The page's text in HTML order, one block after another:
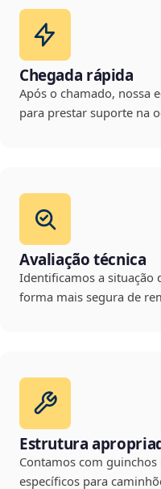
Chegada rápida
Após o chamado, nossa
para prestar suporte na
Avaliação técnica
Identificamos a situação
forma mais segura de
Estrutura
Contamos com
específicos para